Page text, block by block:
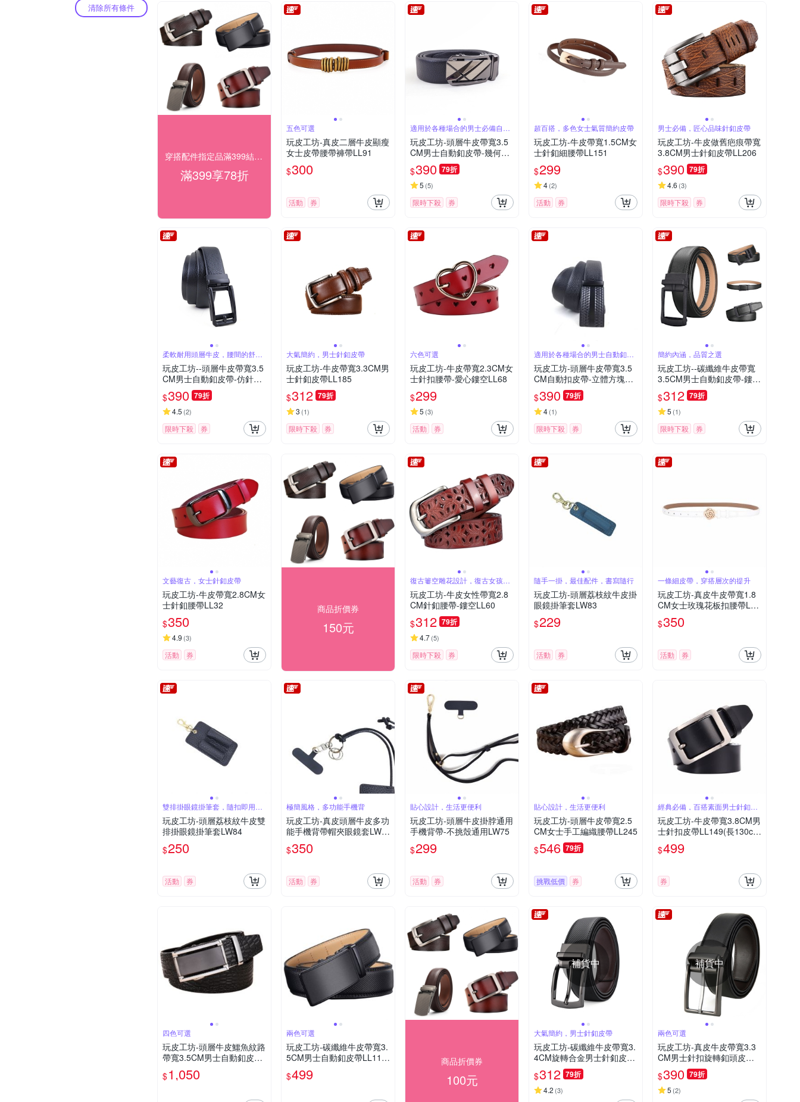
清除所有條件
穿搭配件指定品滿399結帳享78折
滿399享78折
五色可選
玩皮工坊-真皮二層牛皮顯瘦
女士皮帶腰帶褲帶LL91
$300
活動 券
適用於各種場合的男士必備自動
釦皮帶
玩皮工坊-頭層牛皮帶寬3.5
CM男士自動釦皮帶-幾何斜
LL182
$390 79折
5 (5)
限時下殺 券
超百搭，多色女士氣質簡約皮帶
玩皮工坊-牛皮帶寬1.5CM女
士針釦細腰帶LL151
$299
4(2)
活動 券
男士必備，匠心品味針釦皮帶
玩皮工坊-牛皮做舊疤痕帶寬
3.8CM男士針釦皮帶LL206
$390 79折
4.6 (3)
限時下殺 券
柔軟耐用頭層牛皮，腰間的舒適
配件
玩皮工坊--頭層牛皮帶寬3.5
CM男士自動釦皮帶-仿針釦
LL213
$390 79折
4.5 (2)
限時下殺 券
大氣簡約，男士針釦皮帶
玩皮工坊-牛皮帶寬3.3CM男
士針釦皮帶LL185
$312 79折
3 (1)
限時下殺 券
六色可選
玩皮工坊-牛皮帶寬2.3CM女
士針扣腰帶-愛心鏤空LL68
$299
5 (3)
活動 券
適用於各種場合的男士自動釦皮
帶
玩皮工坊-頭層牛皮帶寬3.5
CM自動扣皮帶-立體方塊LL
237
$390 79折
4(1)
限時下殺 券
簡約內涵，品質之選
玩皮工坊--碳纖維牛皮帶寬
3.5CM男士自動釦皮帶-鏤空
釦頭-LL205
$312 79折
5 (1)
限時下殺 券
文藝復古，女士針釦皮帶
玩皮工坊-牛皮帶寬2.8CM女
士針釦腰帶LL32
$350
4.9 (3)
活動 券
商品折價券
150元
復古簍空雕花設計，復古女孩必
敗
玩皮工坊-牛皮女性帶寬2.8
CM針釦腰帶-鏤空LL60
$312 79折
4.7(5)
限時下殺 券
隨手一掛，最佳配件，書寫隨行
玩皮工坊-頭層荔枝紋牛皮掛
眼鏡掛筆套LW83
$229
活動 券
一條細皮帶，穿搭層次的提升
玩皮工坊-真皮牛皮帶寬1.8
CM女士玫瑰花板扣腰帶LL2
35
$350
活動 券
雙排掛眼鏡掛筆套，隨扣即用，
便捷出行
玩皮工坊-頭層荔枝紋牛皮雙
排掛眼鏡掛筆套LW84
$250
活動 券
極簡風格，多功能手機背
玩皮工坊-真皮頭層牛皮多功
能手機背帶帽夾眼鏡套LW8
$350
活動 券
貼心設計，生活更便利
玩皮工坊-頭層牛皮掛脖通用
手機背帶-不挑殼通用LW75
$299
活動 券
貼心設計，生活更便利
玩皮工坊-頭層牛皮帶寬2.5
CM女士手工編織腰帶LL245
$546 79折
挑戰低價 券
經典必備，百搭素面男士針釦皮
帶
玩皮工坊-牛皮帶寬3.8CM男
士針扣皮帶LL149(長130c
m)
$499
券
四色可選
玩皮工坊-頭層牛皮鱷魚紋路
帶寬3.5CM男士自動釦皮帶
LL113(長130cm)
$1,050
兩色可選
玩皮工坊-碳纖維牛皮帶寬3.
5CM男士自動釦皮帶LL116
(長130cm)
$499
商品折價券
100元
補貨中
大氣簡約，男士針釦皮帶
玩皮工坊-碳纖維牛皮帶寬3.
4CM旋轉合金男士針釦皮帶
LL175
$312 79折
4.2 (3)
補貨中
兩色可選
玩皮工坊-真皮牛皮帶寬3.3
CM男士針扣旋轉釦頭皮帶
腰帶褲帶男裝配件LL45
$390 79折
5 (2)